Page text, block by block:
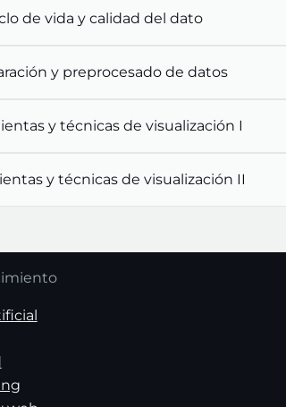
de vida y calidad del dato
y preprocesado de datos
y técnicas de visualización I
y técnicas de visualización II